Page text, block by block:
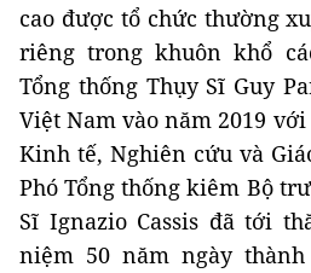
cao được tổ chức thường
riêng trong khuôn khổ
Tổng thống Thụy Sĩ Guy
Việt Nam vào năm 2019
Kinh tế, Nghiên cứu và
Phó Tổng thống kiêm Bộ
Sĩ Ignazio Cassis đã tới
niệm 50 năm ngày